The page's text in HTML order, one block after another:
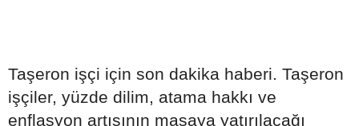
Taşeron işçi için son dakika haberi. Taşeron
işçiler, yüzde dilim, atama hakkı ve
enflasyon artışının masaya yatırılacağı